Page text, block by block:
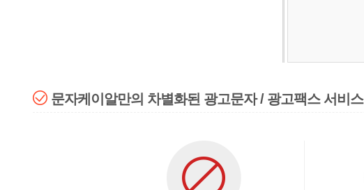
문자케이알만의 차별화된 광고문자 / 광고팩스 서비스